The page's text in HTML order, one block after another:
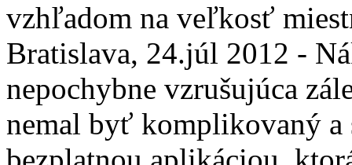
vzhľadom na veľkosť
Bratislava, 24.júl 2012 -
nepochybne vzrušujúca
nemal byť komplikovaný a